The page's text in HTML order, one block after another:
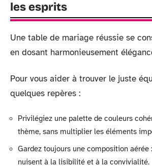
les esprits
Une table de mariage réussie se
en dosant harmonieusement
Pour vous aider à trouver le juste
quelques repères :
Privilégiez une palette de couleurs
thème, sans multiplier les éléments
Gardez toujours une composition aérée
nuisent à la lisibilité et à la convivialité.